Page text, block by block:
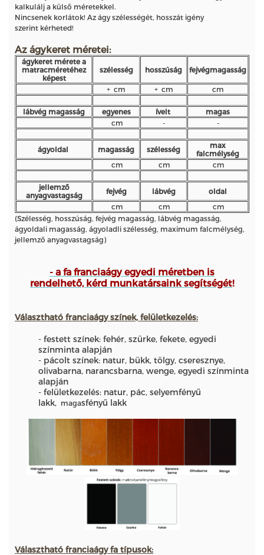
kalkulálj a külső méretekkel.
Nincsenek korlátok! Az ágy szélességét, hosszát igény
szerint kérheted!
Az ágykeret méretei:
ágykeret mérete a
matracméretéhez
képest
szélesség hosszúság fejvégmagasság
+ cm + cm cm
lábvég magasság egyenes ívelt
magas
cm
- -
ágyoldal magasság szélesség
max
falcmélység
cm
cm cm
jellemző
anyagvastagság
fejvég lábvég
oldal
cm
cm
cm
(Szélesség, hosszúság, fejvég magasság, lábvég magasság,
ágyoldali magasság, ágyoladli szélesség, maximum falcmélység,
jellemző anyagvastagság)
- a fa franciaágy egyedi méretben is
rendelhető, kérd munkatársaink segítségét!
Választható franciaágy színek, felületkezelés:
- festett színek: fehér, szürke, fekete, egyedi
színminta alapján
- pácolt színek: natur, bükk, tölgy, cseresznye,
olivabarna, narancsbarna, wenge, egyedi színminta
alapján
- felületkezelés: natur, pác, selyemfényű
lakk, magasfényű lakk
Választható franciaágyfa típusok: